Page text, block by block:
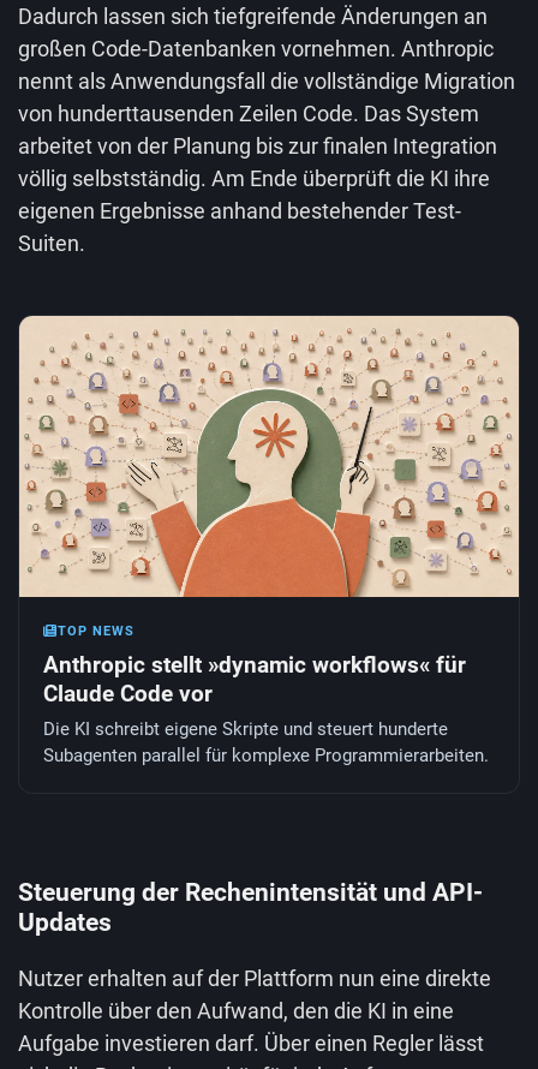
Dadurch lassen sich tiefgreifende Änderungen an
großen Code-Datenbanken vornehmen. Anthropic
nennt als Anwendungsfall die vollständige Migration
von hunderttausenden Zeilen Code. Das System
arbeitet von der Planung bis zur finalen Integration
völlig selbstständig. Am Ende überprüft die KI ihre
eigenen Ergebnisse anhand bestehender Test-
Suiten.
TOP NEWS
Anthropic stellt »dynamic workflows« für
Claude Code vor
Die KI schreibt eigene Skripte und steuert hunderte
Subagenten parallel für komplexe Programmierarbeiten.
Steuerung der Rechenintensität und API-
Updates
Nutzer erhalten auf der Plattform nun eine direkte
Kontrolle über den Aufwand, den die KI in eine
Aufgabe investieren darf. Über einen Regler lässt